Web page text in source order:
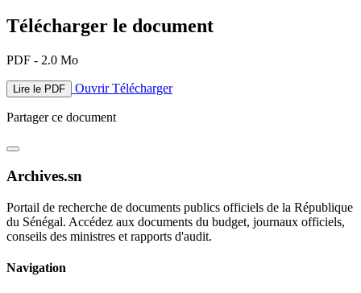
Télécharger le document
PDF - 2.0 Mo
Lire le PDF OuvrirTélécharger
Partager ce document
Archives.sn
Portail de recherche de documents publics officiels de la République
du Sénégal. Accédez aux documents du budget, journaux officiels,
conseils des ministres et rapports d'audit.
Navigation